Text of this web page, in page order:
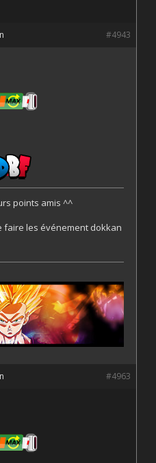
#4943
points amis ^^
faire les événement dokkan
#4963